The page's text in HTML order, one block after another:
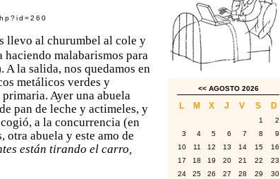
llevo al churumbel al cole y
malabarismos para
la salida, nos quedamos en
metálicos verdes y
Ayer una abuela
pan de leche y actimeles, y
a la concurrencia (en
otra abuela y este amo de
están tirando el carro,
<< AGOSTO 2026
L M X J V S D
1
2
3
4 5 6 7 8
9
10
11 12 13 14 15
16
17
18 19 20 21 22
23
24
25 26 27 28 29
30